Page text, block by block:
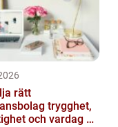
rätt
trygghet,
och vardag på